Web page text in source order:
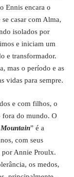
Ennis encara o
casar com Alma,
isolados por
e iniciam um
e transformador.
mas o período e as
vidas para sempre.
e com filhos, o
fora do mundo. O
” é a
com seus
por Annie Proulx.
os medos,